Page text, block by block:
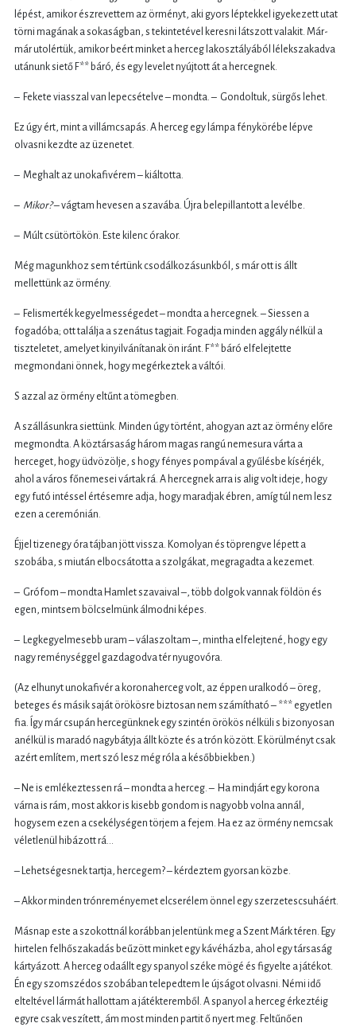
lépést, amikor észrevettem az örményt, aki gyors léptekkel igyekezett utat
törni magának a sokaságban, s tekintetével keresni látszott valakit. Már-
már utolértük, amikor beért minket a herceg lakosztályából lélekszakadva
utánunk siető F** báró, és egy levelet nyújtott át a hercegnek.
– Fekete viasszal van lepecsételve – mondta. – Gondoltuk, sürgős lehet.
Ez úgy ért, mint a villámcsapás. A herceg egy lámpa fénykörébe lépve
olvasni kezdte az üze­netet.
– Meghalt az unokafivérem – kiáltotta.
– Mikor?– vágtam hevesen a szavába. Újra belepillantott a levélbe.
– Múlt csütörtökön. Este kilenc órakor.
Még magunkhoz sem tértünk csodálkozásunkból, s már ott is állt
mellettünk az örmény.
– Felismerték kegyelmességedet – mondta a hercegnek. – Siessen a
fogadóba; ott találja a szenátus tagjait. Fogadja minden aggály nélkül a
tiszteletet, amelyet kinyilvánítanak ön iránt. F** báró elfelejtette
megmondani önnek, hogy megérkeztek a váltói.
S azzal az örmény eltűnt a tömegben.
A szállásunkra siettünk. Minden úgy történt, ahogyan azt az örmény előre
megmondta. A köztársaság három magas rangú nemesura várta a
herceget, hogy üdvözölje, s hogy fényes pompával a gyűlésbe kísérjék,
ahol a város főnemesei vártak rá. A hercegnek arra is alig volt ideje, hogy
egy futó intéssel értésemre adja, hogy maradjak ébren, amíg túl nem lesz
ezen a ceremónián.
Éjjel tizenegy óra tájban jött vissza. Komolyan és töprengve lépett a
szobába, s miután elbocsátotta a szolgákat, megragadta a kezemet.
– Grófom – mondta Hamlet szavaival –, több dolgok vannak földön és
egen, mintsem bölcselmünk álmodni képes.
– Legkegyelmesebb uram – válaszoltam –, mintha elfelejtené, hogy egy
nagy remény­séggel gazdagodva tér nyugovóra.
(Az elhunyt unokafivér a koronaherceg volt, az éppen uralkodó – öreg,
beteges és másik saját örökösre biztosan nem számítható – *** egyetlen
fia. Így már csupán hercegünknek egy szintén örökös nélküli s bizonyosan
anélkül is maradó nagybátyja állt közte és a trón között. E körülményt csak
azért említem, mert szó lesz még róla a későbbiekben.)
– Ne is emlékeztessen rá – mondta a herceg. – Ha mindjárt egy korona
várna is rám, most akkor is kisebb gondom is nagyobb volna annál,
hogysem ezen a csekélységen törjem a fejem. Ha ez az örmény nemcsak
véletlenül hibázott rá…
– Lehetségesnek tartja, hercegem? – kérdeztem gyorsan közbe.
– Akkor minden trónreményemet elcserélem önnel egy szerzetescsuháért.
Másnap este a szokottnál korábban jelentünk meg a Szent Márk téren. Egy
hirtelen felhőszakadás beűzött minket egy kávéházba, ahol egy társaság
kártyázott. A herceg odaállt egy spanyol széke mögé és figyelte a játékot.
Én egy szomszédos szobában telepedtem le újságot olvasni. Némi idő
elteltével lármát hallottam a játékteremből. A spanyol a herceg érkeztéig
egyre csak veszített, ám most minden partit ő nyert meg. Feltűnően